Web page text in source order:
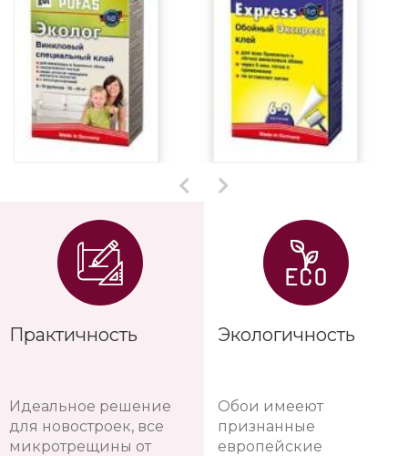
Практичность
Идеальное решение
для новостроек, все
микротрещины от
Экологичность
Обои имееют
признанные
европейские